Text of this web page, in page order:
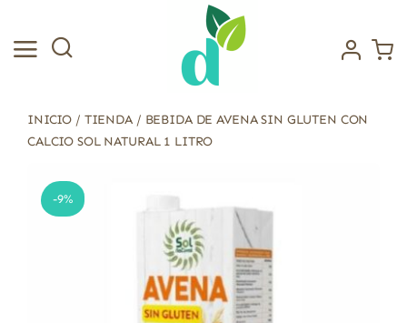
contenido
INICIO / TIENDA/ BEBIDA DE AVENA SIN GLUTEN CON
CALCIO SOL NATURAL 1 LITRO
-9%